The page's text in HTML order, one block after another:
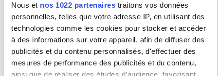
Nous et nos 1022 partenaires traitons vos données
personnelles, telles que votre adresse IP, en utilisant des
technologies comme les cookies pour stocker et accéder
à des informations sur votre appareil, afin de diffuser des
publicités et du contenu personnalisés, d'effectuer des
mesures de performance des publicités et du contenu,
ainsi que de réaliser des études d’audience, favorisant
5, cours des Humanités,
93322, Aubervilliers
Métro : Front populaire
Itinéraire
salles, services, etc.